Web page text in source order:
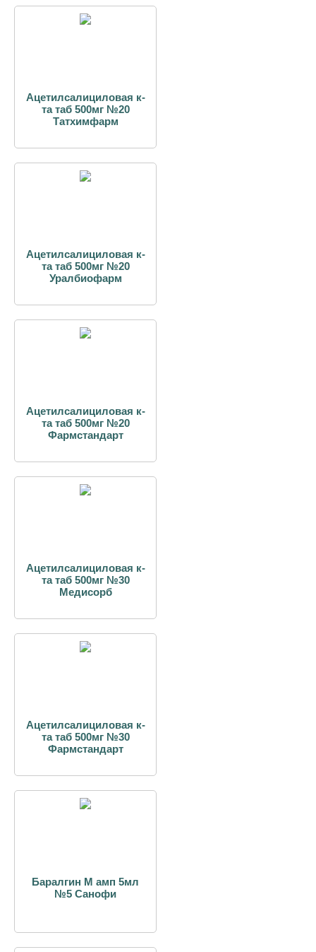
Ацетилсалициловая к-
та таб 500мг №20
Татхимфарм
Ацетилсалициловая к-
та таб 500мг №20
Уралбиофарм
Ацетилсалициловая к-
та таб 500мг №20
Фармстандарт
Ацетилсалициловая к-
та таб 500мг №30
Медисорб
Ацетилсалициловая к-
та таб 500мг №30
Фармстандарт
Баралгин М амп 5мл
№5 Санофи